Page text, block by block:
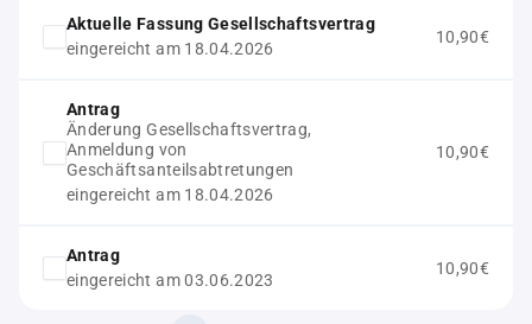
Aktuelle Fassung Gesellschaftsvertrag
eingereicht am 18.04.2026
10,90€
Antrag
Änderung Gesellschaftsvertrag,
Anmeldung von
Geschäftsanteilsabtretungen
eingereicht am 18.04.2026
10,90€
Antrag
eingereicht am 03.06.2023
10,90€